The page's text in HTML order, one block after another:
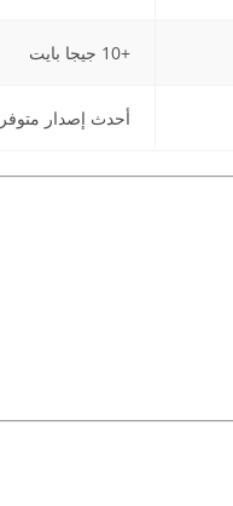
+10 جيجا بايت
أحدث إصدار متوفر